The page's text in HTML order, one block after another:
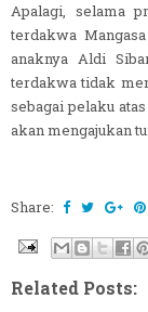
Apalagi, selama
terdakwa
anaknya Aldi
terdakwa tidak
sebagai pelaku
akan mengajukan
Share:
Related Posts: